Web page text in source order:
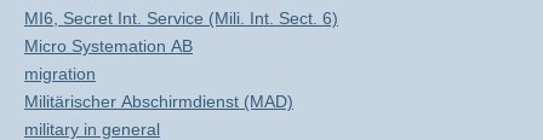
MI6, Secret Int. Service (Mili. Int. Sect. 6)
Micro Systemation AB
migration
Militärischer Abschirmdienst (MAD)
military in general